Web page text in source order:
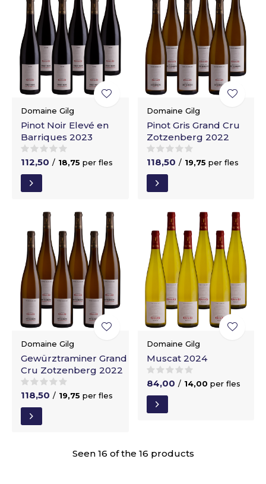
Domaine Gilg
Pinot Noir Elevé en
Barriques 2023
112,50 / 18,75 per fles
Domaine Gilg
Pinot Gris Grand Cru
Zotzenberg 2022
118,50 / 19,75 per fles
Domaine Gilg
Gewürztraminer Grand
Cru Zotzenberg 2022
118,50 / 19,75 per fles
Domaine Gilg
Muscat 2024
84,00 / 14,00 per fles
Seen 16 of the 16 products